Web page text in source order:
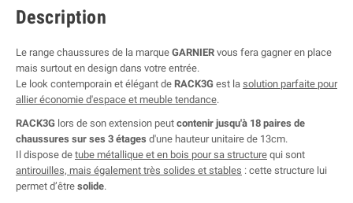
Description
Le range chaussures de la marque GARNIER vous fera gagner en place
mais surtout en design dans votre entrée.
Le look contemporain et élégant de RACK3G est la solution parfaite pour
allier économie d'espace et meuble tendance.
RACK3G lors de son extension peut contenir jusqu'à 18 paires de
chaussures sur ses 3 étages d'une hauteur unitaire de 13cm.
Il dispose de tube métallique et en bois pour sa structure qui sont
antirouilles, mais également très solides et stables : cette structure lui
permet d’être solide.